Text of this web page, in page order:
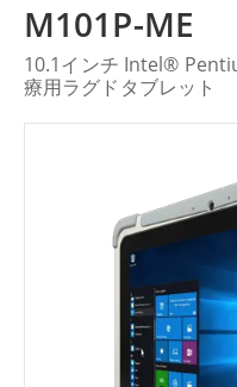
M101P-ME
10.1インチ Intel®
療用ラグドタブレット